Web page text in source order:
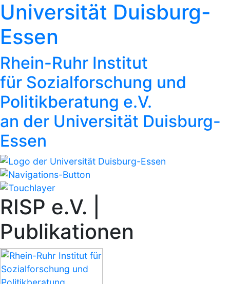
Universität Duisburg-
Essen
Rhein-Ruhr Institut
für Sozialforschung und
Politikberatung e.V.
an der Universität Duisburg-
Essen
RISP e.V. |
Publikationen